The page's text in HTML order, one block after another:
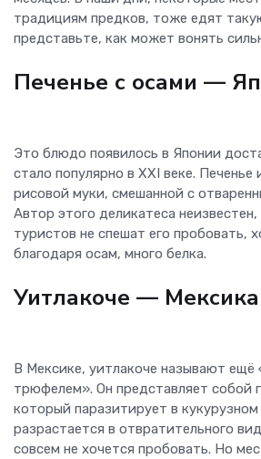
традициям предков, тоже едят
представьте, как может вонять
Печенье с осами —
Это блюдо появилось в Японии
стало популярно в XXI веке. Печенье
рисовой муки, смешанной с
Автор этого деликатеса
туристов не спешат его пробовать,
благодаря осам, много белка.
Уитлакоче — Мексика
В Мексике, уитлакоче называют ещё
трюфелем». Он представляет собой
который паразитирует в кукурузном
разрастается в отвратительного
совсем не хочется пробовать. Но